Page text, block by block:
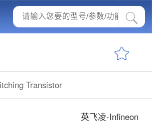
Transistor
英飞凌-Infineon